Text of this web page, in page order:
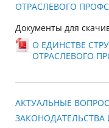
ОТРАСЛЕВОГО
Документы для
О ЕДИНСТВЕ
ОТРАСЛЕВОГО
АКТУАЛЬНЫЕ
ЗАКОНОДАТЕЛЬСТВА